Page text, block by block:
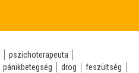
pszichoterapeuta
pánikbetegség drog
feszültség